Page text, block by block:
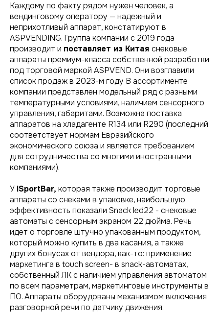
Каждому по факту рядом нужен человек, а
вендинговому оператору — надежный и
неприхотливый аппарат, констатируют в
ASPVENDING. Группа компании c 2019 года
производит и поставляет из Китая снековые
аппараты премиум-класса собственной разработки
под торговой маркой ASPVEND. Они возглавили
список продаж в 2023-м году В ассортименте
компании представлен модельный ряд с разными
температурными условиями, наличием сенсорного
управления, габаритами. Возможна поcтавка
аппаратов на хладагенте R134 или R290 (последний
соответствует нормам Евразийского
экономического союза и является требованием
для сотрудничества со многими иностранными
компаниями).
У ISportBar, которая также производит торговые
аппараты со снеками в упаковке, наибольшую
эффективность показали Snack led22 - снековые
автоматы с сенсорным экраном 22 дюйма. Речь
идет о торговле штучно упакованным продуктом,
который можно купить в два касания, а также
других бонусах от вендора, как-то: применение
маркетинга в touch screen- в snack-автоматах,
собственный ЛК с наличием управления автоматом
по всем параметрам, маркетинговые инструменты в
ПО. Аппараты оборудованы механизмом включения
разговорной речи по датчику движения.